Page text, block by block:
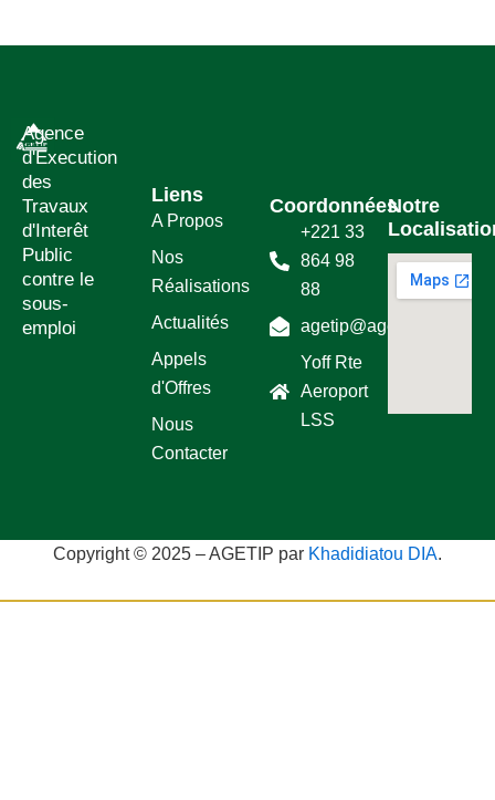
Agence
d'Execution
des
Travaux
d'Interêt
Public
contre le
sous-
emploi
Liens
A Propos
Nos
Réalisations
Actualités
Appels
d'Offres
Nous
Contacter
Coordonnées
+221 33
864 98
88
agetip@agetip.sn
Yoff Rte
Aeroport
LSS
Notre
Copyright © 2025 – AGETIP par Khadidiatou DIA.